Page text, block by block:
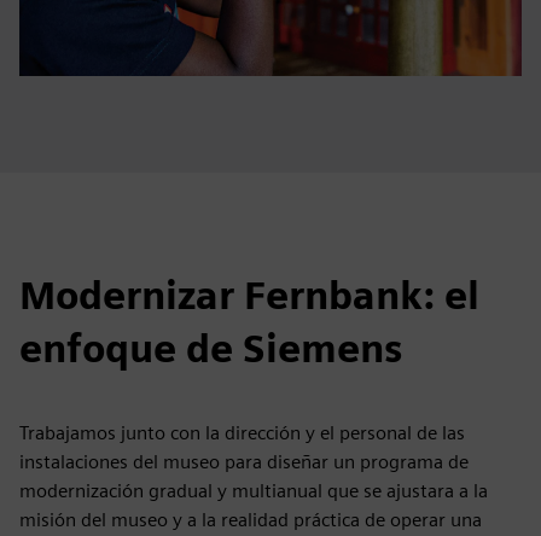
Modernizar Fernbank: el
enfoque de Siemens
Trabajamos junto con la dirección y el personal de las
instalaciones del museo para diseñar un programa de
modernización gradual y multianual que se ajustara a la
misión del museo y a la realidad práctica de operar una